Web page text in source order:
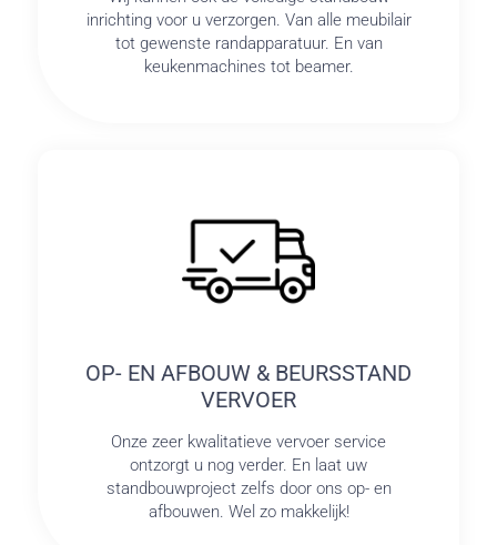
inrichting voor u verzorgen. Van alle meubilair
tot gewenste randapparatuur. En van
keukenmachines tot beamer.
OP- EN AFBOUW & BEURSSTAND
VERVOER
Onze zeer kwalitatieve vervoer service
ontzorgt u nog verder. En laat uw
standbouwproject zelfs door ons op- en
afbouwen. Wel zo makkelijk!